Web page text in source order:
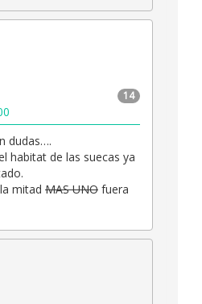
14
dudas….
habitat de las suecas ya
mitad MAS UNO fuera